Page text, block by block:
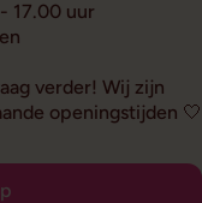
17.00 uur
verder! Wij zijn
openingstijden 🤍